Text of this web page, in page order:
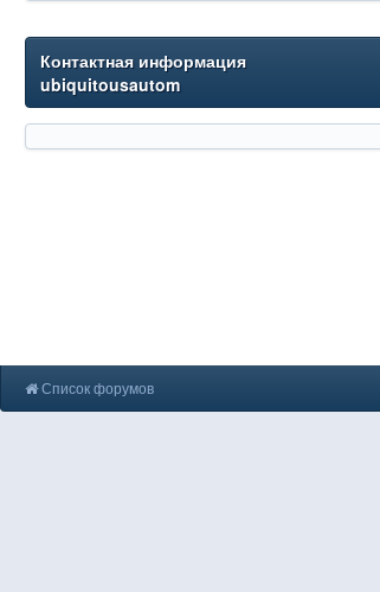
Контактная информация
ubiquitousautom
Список форумов